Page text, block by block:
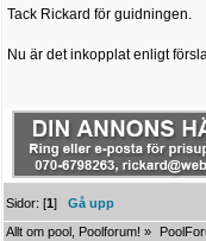
Tack Rickard för guidningen.
Nu är det inkopplat enligt
Sidor: [1]Gå upp
Allt om pool, Poolforum! »